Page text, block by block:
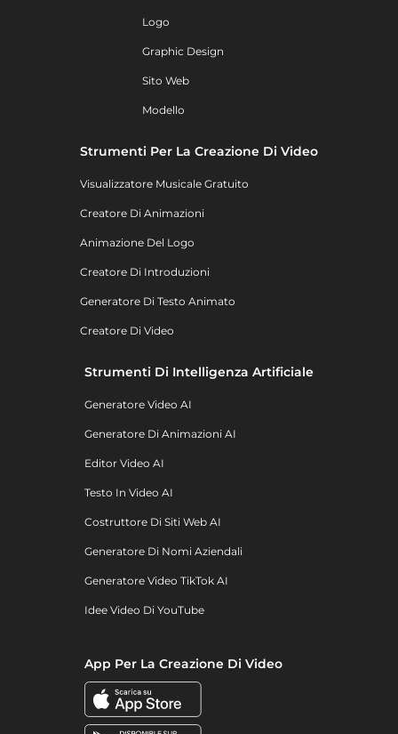
Logo
Graphic Design
Sito Web
Modello
Strumenti Per La Creazione Di Video
Visualizzatore Musicale Gratuito
Creatore Di Animazioni
Animazione Del Logo
Creatore Di Introduzioni
Generatore Di Testo Animato
Creatore Di Video
Strumenti Di Intelligenza Artificiale
Generatore Video AI
Generatore Di Animazioni AI
Editor Video AI
Testo In Video AI
Costruttore Di Siti Web AI
Generatore Di Nomi Aziendali
Generatore Video TikTok AI
Idee Video Di YouTube
App Per La Creazione Di Video